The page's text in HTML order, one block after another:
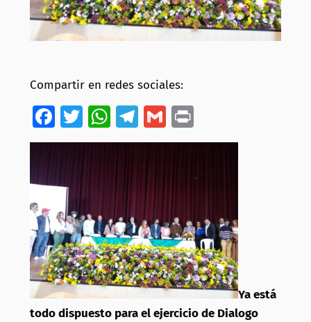
Compartir en redes sociales:
Facebook
Twitter
WhatsApp
Telegram
Gmail
Ya está
todo dispuesto para el ejercicio de Dialogo